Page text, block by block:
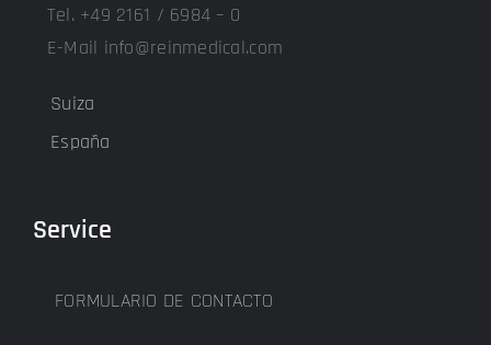
Tel. +49 2161 / 6984 – 0
E-Mail info@reinmedical.com
Suiza
España
Service
FORMULARIO DE CONTACTO